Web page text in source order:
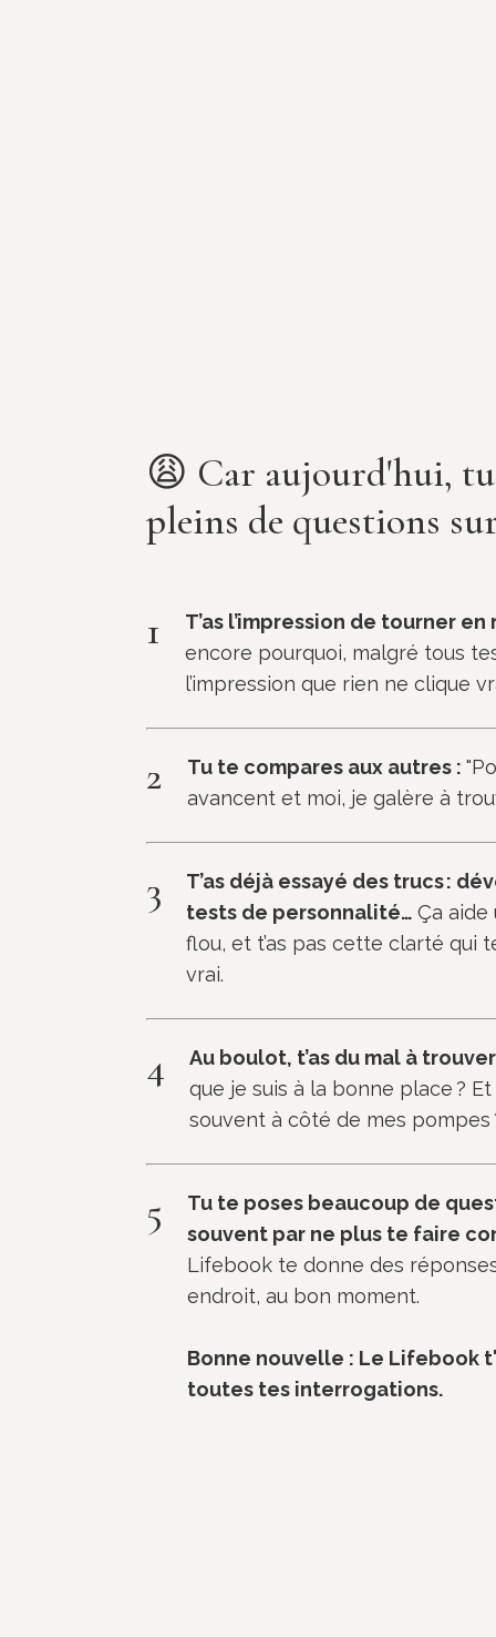
😩 Car aujourd'hui, tu
pleins de questions
1
T’as l’impression de tourner en
encore pourquoi, malgré tous
l’impression que rien ne clique
2 Tu te compares aux autres :
avancent et moi, je galère à
3
T’as déjà essayé des trucs :
tests de personnalité… Ça aide
flou, et t’as pas cette clarté qui
vrai.
4
Au boulot, t’as du mal à
que je suis à la bonne place ?
souvent à côté de mes pompes
5
Tu te poses beaucoup de
souvent par ne plus te faire
Lifebook te donne des
endroit, au bon moment.
Bonne nouvelle : Le Lifebook
toutes tes interrogations.